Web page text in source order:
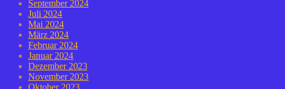
September 2024
Juli 2024
Mai 2024
März 2024
Februar 2024
Januar 2024
Dezember 2023
November 2023